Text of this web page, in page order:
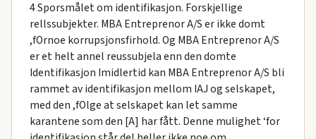
4 Sporsmålet om identifikasjon. Forskjellige
rellssubjekter. MBA Entreprenor A/S er ikke domt
,fOrnoe korrupsjonsfirhold. Og MBA Entreprenor A/S
er et helt annel reussubjela enn den domte
Identifikasjon Imidlertid kan MBA Entreprenor A/S bli
rammet av identifikasjon mellom IAJ og selskapet,
med den ,fOlge at selskapet kan let samme
karantene som den [A] har fått. Denne mulighet ‘for